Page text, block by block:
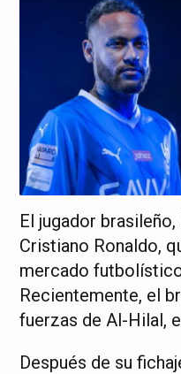
El jugador
Cristiano Ronaldo,
mercado
Recientemente, el
fuerzas de Al-Hilal,
Después de su